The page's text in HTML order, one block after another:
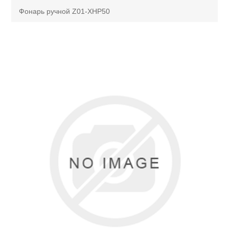
Каталог
Фонарь ручной Z01-XHP50